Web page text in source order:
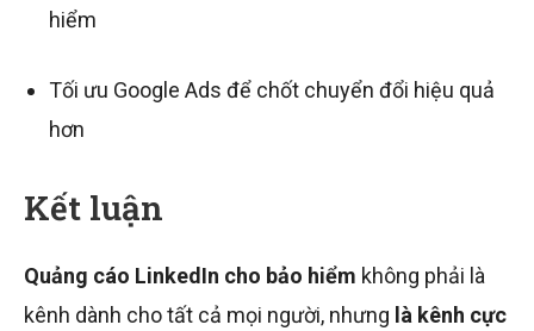
hiểm
Tối ưu Google Ads để chốt chuyển đổi hiệu quả
hơn
Kết luận
Quảng cáo LinkedIn cho bảo hiểm không phải là
kênh dành cho tất cả mọi người, nhưng là kênh cực